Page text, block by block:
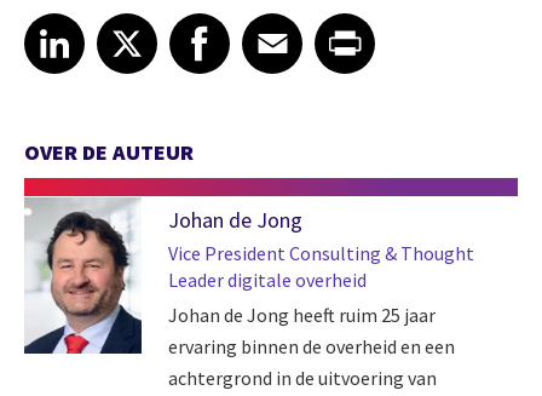
Share article on LinkedIn
LinkedIn
Share article on XShare article on Facebook
Facebook
Share article on Email
EmailShare article on Print
OVER DE AUTEUR
Johan de Jong
Vice President Consulting & Thought
Leader digitale overheid
Johan de Jong heeft ruim 25 jaar
ervaring binnen de overheid en een
achtergrond in de uitvoering van